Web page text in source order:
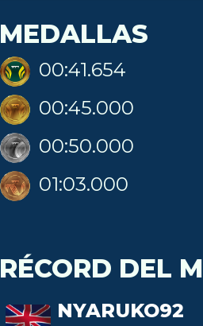
MEDALLAS
00:41.654
00:45.000
00:50.000
01:03.000
RÉCORD DEL
NYARUKO92